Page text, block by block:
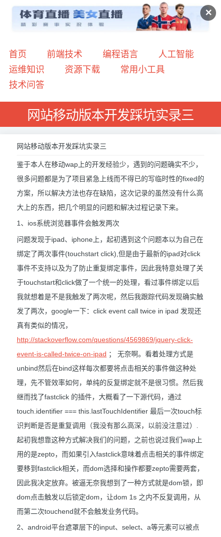
✕
首页 前端技术 编程语言
人工智能
运维知识
资源下载
常用小工具
技术问答
网站移动版本开发踩坑实录三
网站移动版本开发踩坑实录三
鉴于本人在移动wap上的开发经验少，遇到的问题确实不少，
很多问题都是为了项目紧急上线而不得已的写临时性的fixed的
方案，所以解决方法也存在缺陷，这次记录的虽然没有什么高
大上的东西，把几个明显的问题和解决过程记录下来。
1、ios系统浏览器事件会触发两次
问题发现于ipad、iphone上，起初遇到这个问题本以为自己在
绑定了两次事件(touchstart click),但是由于最新的ipad对click
事件不支持以及为了防止重复绑定事件，因此我特意处理了关
于touchstart和click做了一个统一的处理，看过事件绑定以后
我就想着是不是我触发了两次呢，然后我跟踪代码发现确实触
发了两次，google一下：click event call twice in ipad 发现还
真有类似的情况，
http://stackoverflow.com/questions/4569869/jquery-click-
event-is-called-twice-on-ipad ； 无奈啊。看着处理方式是
unbind然后在bind这样每次都要将点击相关的事件做这种处
理，先不管效率如何，单纯的反复绑定就不是很习惯。然后我
继而找了fastclick 的插件，大概看了一下源代码，通过
touch.identifier === this.lastTouchIdentifier 最后一次touch标
识判断是否是重复调用（我没有那么高深，以前没注意过）.
起初我想靠这种方式解决我们的问题，之前也说过我们wap上
用的是zepto，而如果引入fastclick意味着点击相关的事件绑定
要移到fastclick相关，而dom选择和操作都要zepto需要两套，
因此我决定放弃。被逼无奈我想到了一种方式就是dom锁，即
dom点击触发以后锁定dom，让dom 1s 之内不反复调用，从
而第二次touchend就不会触发业务代码。
2、android平台遮罩层下的input、select、a等元素可以被点